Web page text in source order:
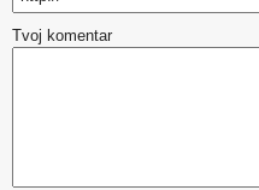
Tvoj komentar